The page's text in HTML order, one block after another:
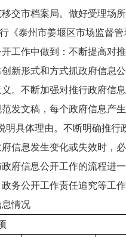
交市档案局。做好受理场
《泰州市姜堰区市场监督
工作中做到：不断提高对
新形式和方式抓政府信息
。不断加强对推行政府信
发文稿，每个政府信息产
明具体理由。不断明确推
信息发生变化或失效时，
府信息公开工作的流程进
务公开工作责任追究等工
情况